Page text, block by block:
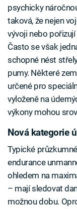
psychicky
taková, že nejen
vývoji nebo
Často se však
schopné nést
pumy. Některé
určené pro
vyloženě na
výkony mohou
Nová kategorie
Typické
endurance
ohledem na
– mají sledovat
možnou dobu.